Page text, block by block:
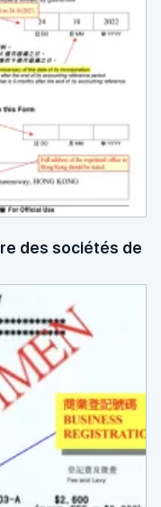
des sociétés de